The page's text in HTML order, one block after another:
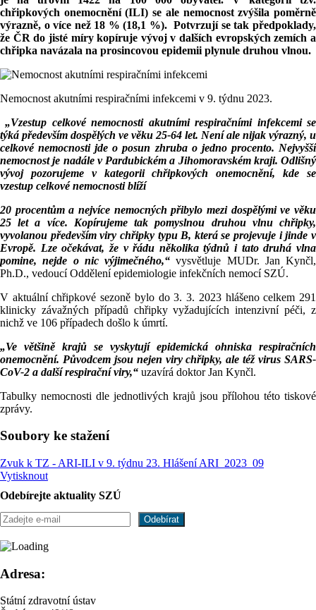
chřipkových onemocnění (ILI) se ale nemocnost zvýšila poměrně
výrazně, o více než 18 % (18,1 %). Potvrzují se tak předpoklady,
že ČR do jisté míry kopíruje vývoj v dalších evropských zemích a
chřipka navázala na prosincovou epidemii plynule druhou vlnou.
Nemocnost akutními respiračními infekcemi v 9. týdnu 2023.
„Vzestup celkové nemocnosti akutními respiračními infekcemi se
týká především dospělých ve věku 25-64 let. Není ale nijak výrazný, u
celkové nemocnosti jde o posun zhruba o jedno procento. Nejvyšší
nemocnost je nadále v Pardubickém a Jihomoravském kraji. Odlišný
vývoj pozorujeme v kategorii chřipkových onemocnění, kde se
vzestup celkové nemocnosti blíží
20 procentům a nejvíce nemocných přibylo mezi dospělými ve věku
25 let a více. Kopírujeme tak pomyslnou druhou vlnu chřipky,
vyvolanou především viry chřipky typu B, která se projevuje i jinde v
Evropě. Lze očekávat, že v řádu několika týdnů i tato druhá vlna
pomine, nejde o nic výjimečného,“vysvětluje MUDr. Jan Kynčl,
Ph.D., vedoucí Oddělení epidemiologie infekčních nemocí SZÚ.
V aktuální chřipkové sezoně bylo do 3. 3. 2023 hlášeno celkem 291
klinicky závažných případů chřipky vyžadujících intenzivní péči, z
nichž ve 106 případech došlo k úmrtí.
„Ve většině krajů se vyskytují epidemická ohniska respiračních
onemocnění. Původcem jsou nejen viry chřipky, ale též virus SARS-
CoV-2 a další respirační viry,“ uzavírá doktor Jan Kynčl.
Tabulky nemocnosti dle jednotlivých krajů jsou přílohou této tiskové
zprávy.
Soubory ke stažení
Zvuk k TZ - ARI-ILI v 9. týdnu 23. Hlášení ARI_2023_09
Vytisknout
Odebírejte aktuality SZÚ
Adresa:
Státní zdravotní ústav